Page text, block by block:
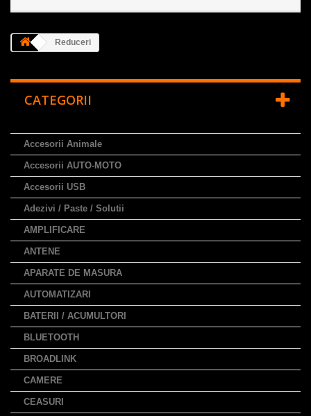
Reduceri
CATEGORII
Accesorii Animale
Accesorii AUTO-MOTO
Accesorii USB
Adezivi / Paste / Solutii
AMPLIFICARE
ANTENE
APARATE DE MASURA
AUTOMATIZARI
BATERII / ACUMULTORI
BLUETOOTH
BROADLINK
CAMERE
CEASURI